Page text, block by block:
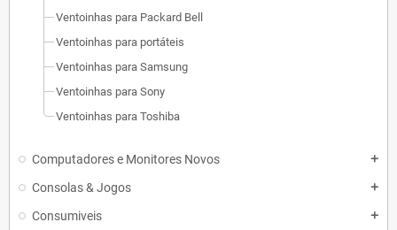
Ventoinhas para Packard Bell
Ventoinhas para portáteis
Ventoinhas para Samsung
Ventoinhas para Sony
Ventoinhas para Toshiba
Computadores e Monitores Novos add
Consolas & Jogos add
Consumiveis add